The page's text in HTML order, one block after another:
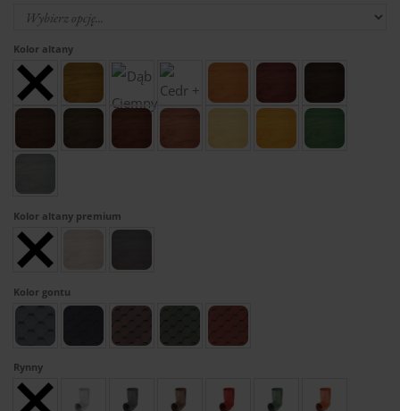
Kolor altany
Kolor altany premium
Kolor gontu
Rynny